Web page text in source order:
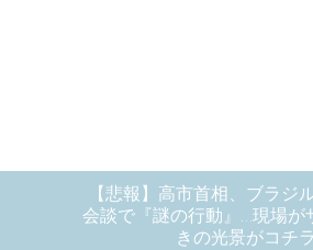
【悲報】高市首相、ブラジ
会談で『謎の行動』…現場が
きの光景がコチラ